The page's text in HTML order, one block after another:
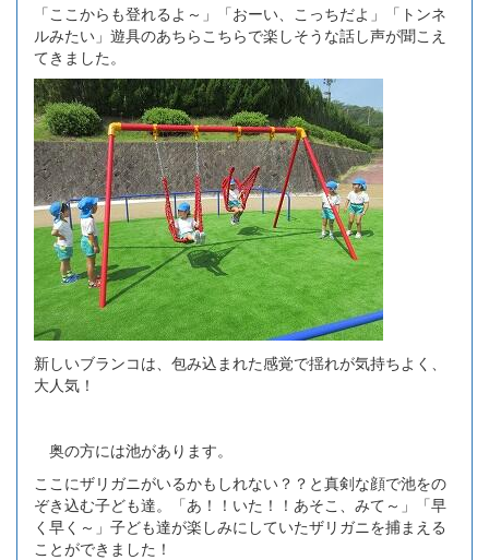
「ここからも登れるよ～」「おーい、こっちだよ」「トンネ
ルみたい」遊具のあちらこちらで楽しそうな話し声が聞こえ
てきました。
新しいブランコは、包み込まれた感覚で揺れが気持ちよく、
大人気！
奥の方には池があります。
ここにザリガニがいるかもしれない？？と真剣な顔で池をの
ぞき込む子ども達。「あ！！いた！！あそこ、みて～」「早
く早く～」子ども達が楽しみにしていたザリガニを捕まえる
ことができました！